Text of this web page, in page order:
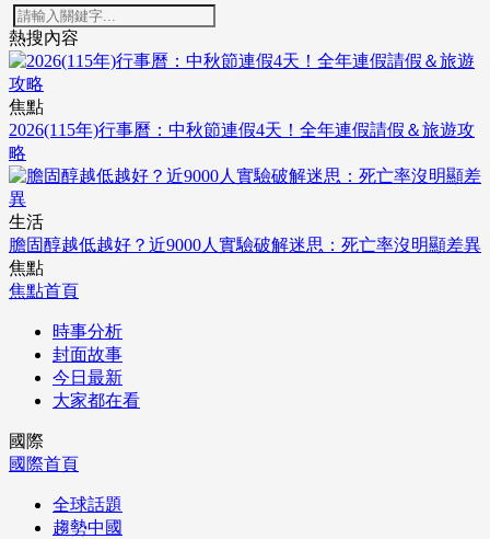
熱搜內容
焦點
2026(115年)行事曆：中秋節連假4天！全年連假請假＆旅遊攻
略
生活
膽固醇越低越好？近9000人實驗破解迷思：死亡率沒明顯差異
焦點
焦點首頁
時事分析
封面故事
今日最新
大家都在看
國際
國際首頁
全球話題
趨勢中國